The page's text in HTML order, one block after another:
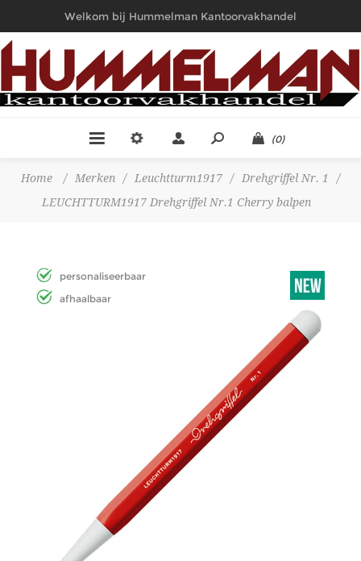
Welkom bij Hummelman Kantoorvakhandel
(0)
Home / Merken / Leuchtturm1917 / Drehgriffel Nr. 1
/
LEUCHTTURM1917 Drehgriffel Nr.1 Cherry balpen
personaliseerbaar
afhaalbaar